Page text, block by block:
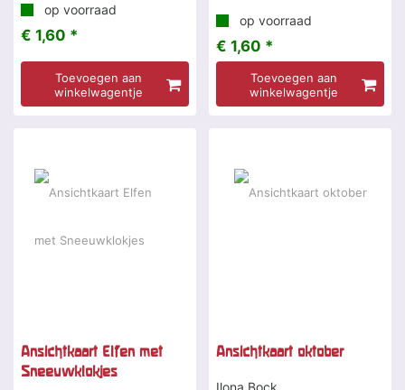
op voorraad
€ 1,60 *
Toevoegen aan
winkelwagentje
op voorraad
€ 1,60 *
Toevoegen aan
winkelwagentje
Ansichtkaart Elfen met
Sneeuwklokjes
Ansichtkaart oktober